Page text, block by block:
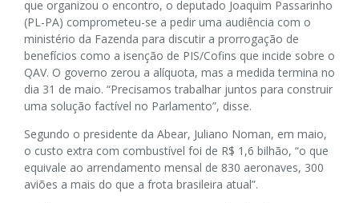
que organizou o encontro, o deputado Joaquim Passarinho
(PL-PA) comprometeu-se a pedir uma audiência com o
ministério da Fazenda para discutir a prorrogação de
benefícios como a isenção de PIS/Cofins que incide sobre o
QAV. O governo zerou a alíquota, mas a medida termina no
dia 31 de maio. “Precisamos trabalhar juntos para construir
uma solução factível no Parlamento”, disse.
Segundo o presidente da Abear, Juliano Noman, em maio,
o custo extra com combustível foi de R$ 1,6 bilhão, “o que
equivale ao arrendamento mensal de 830 aeronaves, 300
aviões a mais do que a frota brasileira atual”.